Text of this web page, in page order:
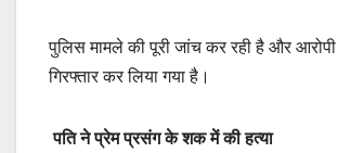
पुलिस मामले की पूरी जांच कर रही है और आरोपी
गिरफ्तार कर लिया गया है।
पति ने प्रेम प्रसंग के शक में की हत्या